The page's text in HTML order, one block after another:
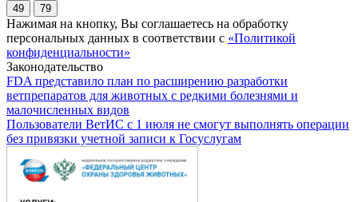
49 79
Нажимая на кнопку, Вы соглашаетесь на обработку
персональных данных в соответствии с «Политикой
конфиденциальности»
Законодательство
FDA представило план по расширению разработки
ветпрепаратов для животных с редкими болезнями и
малочисленных видов
Пользователи ВетИС с 1 июля не смогут выполнять операции
без привязки учетной записи к Госуслугам